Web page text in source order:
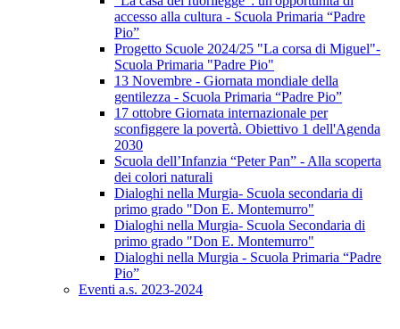
accesso alla cultura - Scuola Primaria “Padre
Pio”
Progetto Scuole 2024/25 "La corsa di Miguel"-
Scuola Primaria "Padre Pio"
13 Novembre - Giornata mondiale della
gentilezza - Scuola Primaria “Padre Pio”
17 ottobre Giornata internazionale per
sconfiggere la povertà. Obiettivo 1 dell'Agenda
2030
Scuola dell’Infanzia “Peter Pan” - Alla scoperta
dei colori naturali
Dialoghi nella Murgia- Scuola secondaria di
primo grado "Don E. Montemurro"
Dialoghi nella Murgia- Scuola Secondaria di
primo grado "Don E. Montemurro"
Dialoghi nella Murgia - Scuola Primaria “Padre
Pio”
Eventi a.s. 2023-2024